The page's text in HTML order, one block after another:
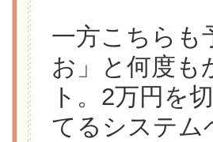
一方こちらも
お」と何度も
ト。2万円を
てるシステム